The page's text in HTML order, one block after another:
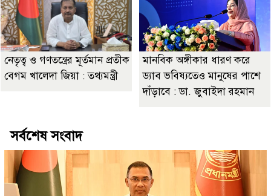
নেতৃত্ব ও গণতন্ত্রের মূর্তমান প্রতীক
বেগম খালেদা জিয়া : তথ্যমন্ত্রী
মানবিক অঙ্গীকার ধারণ করে
ড্যাব ভবিষ্যতেও মানুষের পাশে
দাঁড়াবে : ডা. জুবাইদা রহমান
সর্বশেষ সংবাদ